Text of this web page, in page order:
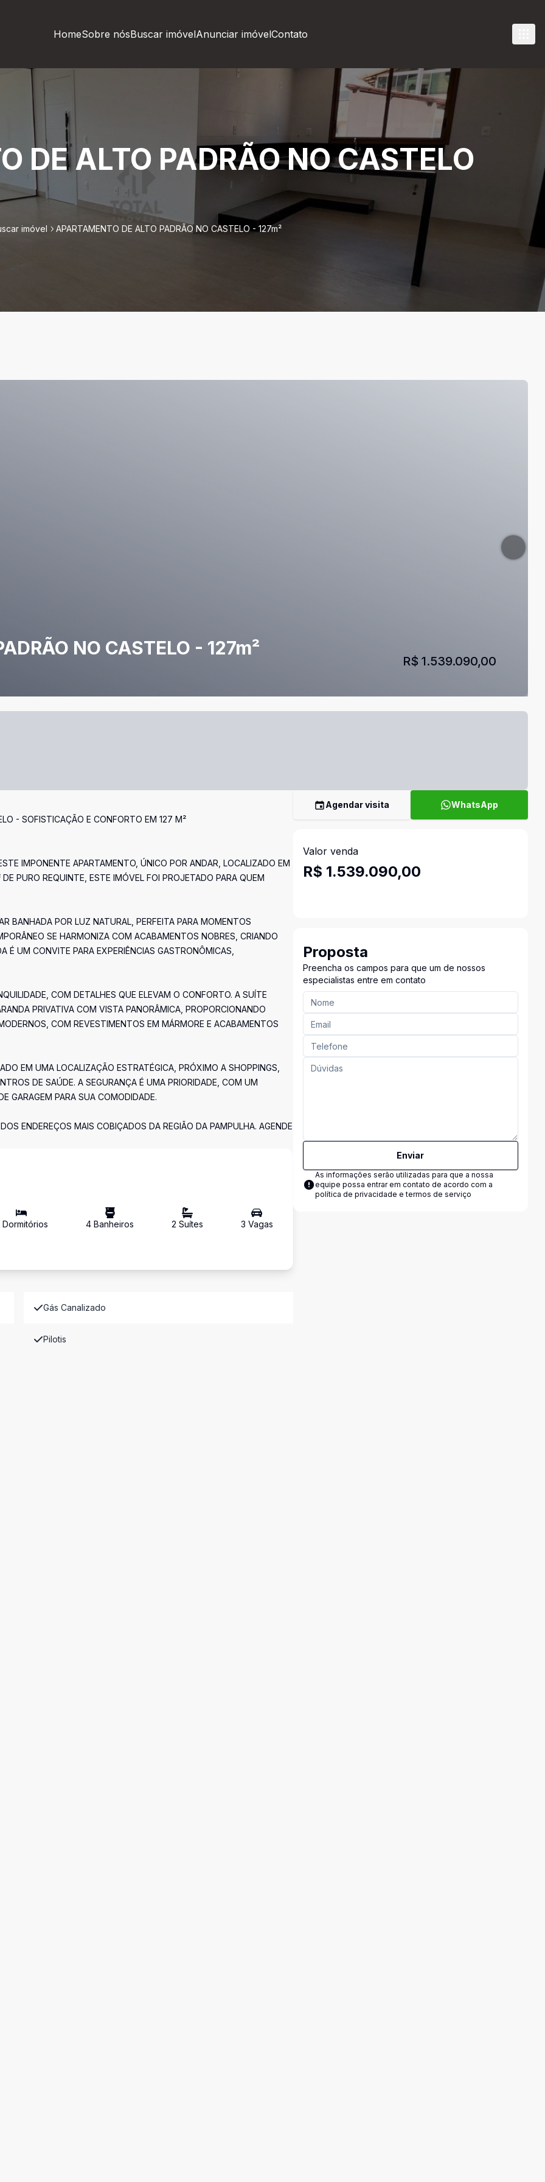
HomeSobre nósBuscar imóvelAnunciar imóvelContato
DE ALTO PADRÃO NO CASTELO
imóvel APARTAMENTO DE ALTO PADRÃO NO CASTELO - 127m²
NO CASTELO - 127m²
R$ 1.539.090,00
- SOFISTICAÇÃO E CONFORTO EM 127 M²
IMPONENTE APARTAMENTO, ÚNICO POR ANDAR, LOCALIZADO EM
PURO REQUINTE, ESTE IMÓVEL FOI PROJETADO PARA QUEM
BANHADA POR LUZ NATURAL, PERFEITA PARA MOMENTOS
SE HARMONIZA COM ACABAMENTOS NOBRES, CRIANDO
É UM CONVITE PARA EXPERIÊNCIAS GASTRONÔMICAS,
COM DETALHES QUE ELEVAM O CONFORTO. A SUÍTE
PRIVATIVA COM VISTA PANORÂMICA, PROPORCIONANDO
COM REVESTIMENTOS EM MÁRMORE E ACABAMENTOS
EM UMA LOCALIZAÇÃO ESTRATÉGICA, PRÓXIMO A SHOPPINGS,
DE SAÚDE. A SEGURANÇA É UMA PRIORIDADE, COM UM
GARAGEM PARA SUA COMODIDADE.
ENDEREÇOS MAIS COBIÇADOS DA REGIÃO DA PAMPULHA. AGENDE
Dormitórios 4 Banheiros 2 Suítes 3 Vagas
Gás Canalizado
Pilotis
Agendar visita WhatsApp
Valor venda
R$ 1.539.090,00
Proposta
Preencha os campos para que um de nossos
especialistas entre em contato
Enviar
As informações serão utilizadas para que a nossa
equipe possa entrar em contato de acordo com a
política de privacidade e termos de serviço